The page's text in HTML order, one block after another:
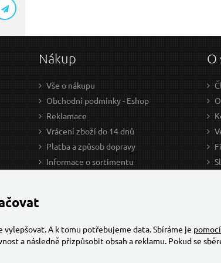
Nákup
Vše o nákupu
Obchodní podmínky - Eshop
Reklamace
Vrácení zboží do 14 dnů
Platba a způsob dopravy
Informace o sortimentu
O
vylepšovat. A k tomu potřebujeme data. Sbíráme je
a následně přizpůsobit obsah a reklamu. Pokud se